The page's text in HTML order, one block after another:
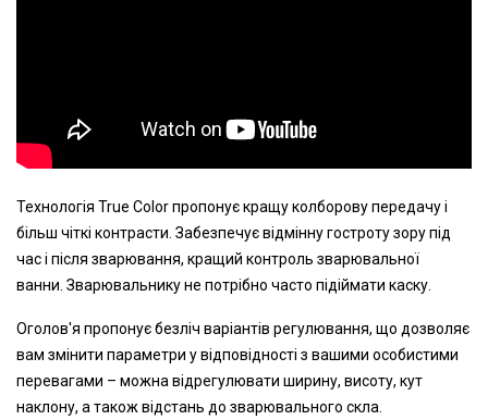
Технологія True Color пропонує кращу колборову передачу і
більш чіткі контрасти. Забезпечує відмінну гостроту зору під
час і після зварювання, кращий контроль зварювальної
ванни. Зварювальнику не потрібно часто підіймати каску.
Оголов'я пропонує безліч варіантів регулювання, що дозволяє
вам змінити параметри у відповідності з вашими особистими
перевагами – можна відрегулювати ширину, висоту, кут
наклону, а також відстань до зварювального скла.